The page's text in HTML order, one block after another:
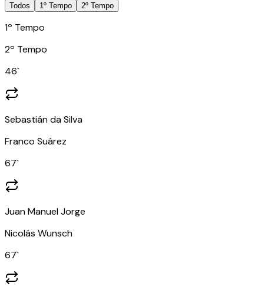
Todos 1º Tempo 2º Tempo
1º Tempo
2º Tempo
46`
Sebastián da Silva
Franco Suárez
67`
Juan Manuel Jorge
Nicolás Wunsch
67`